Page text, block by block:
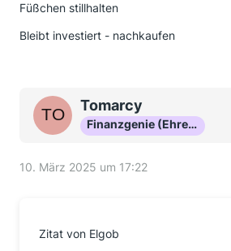
Füßchen stillhalten
Bleibt investiert - nachkaufen
Tomarcy
Finanzgenie (Ehrenmitglied)
10. März 2025 um 17:22
Zitat von Elgob